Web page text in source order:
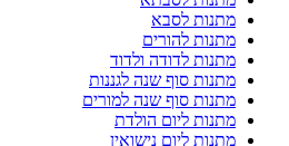
מתנות לסבא
מתנות להורים
מתנות לדודה ולדוד
מתנות סוף שנה לגננות
מתנות סוף שנה למורים
מתנות ליום הולדת
מתנות ליום נישואין